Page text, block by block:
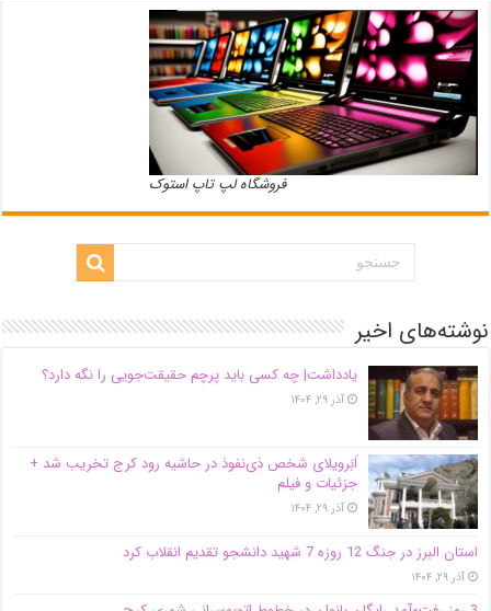
فروشگاه لپ تاپ استوک
نوشته‌های اخیر
یادداشت| ‌چه کسی باید پرچم حقیقت‌جویی را نگه دارد؟
آذر ۲۹, ۱۴۰۴
اَبَر‌ویلای شخص ذی‌نفوذ در حاشیه‌ رود کرج تخریب شد +
جزئیات و فیلم
آذر ۲۹, ۱۴۰۴
استان البرز در جنگ 12 روزه 7 شهید دانشجو تقدیم انقلاب کرد
آذر ۲۹, ۱۴۰۴